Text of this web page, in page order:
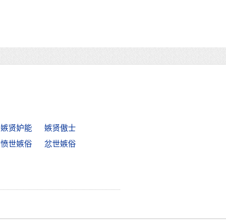
嫉贤妒能
嫉贤傲士
愤世嫉俗
忿世嫉俗